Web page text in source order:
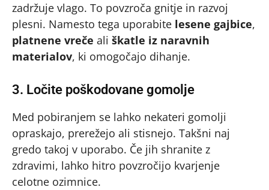
zadržuje vlago. To povzroča gnitje in razvoj
plesni. Namesto tega uporabite lesene gajbice,
platnene vreče ali škatle iz naravnih
materialov, ki omogočajo dihanje.
3. Ločite poškodovane gomolje
Med pobiranjem se lahko nekateri gomolji
opraskajo, prerežejo ali stisnejo. Takšni naj
gredo takoj v uporabo. Če jih shranite z
zdravimi, lahko hitro povzročijo kvarjenje
celotne ozimnice.